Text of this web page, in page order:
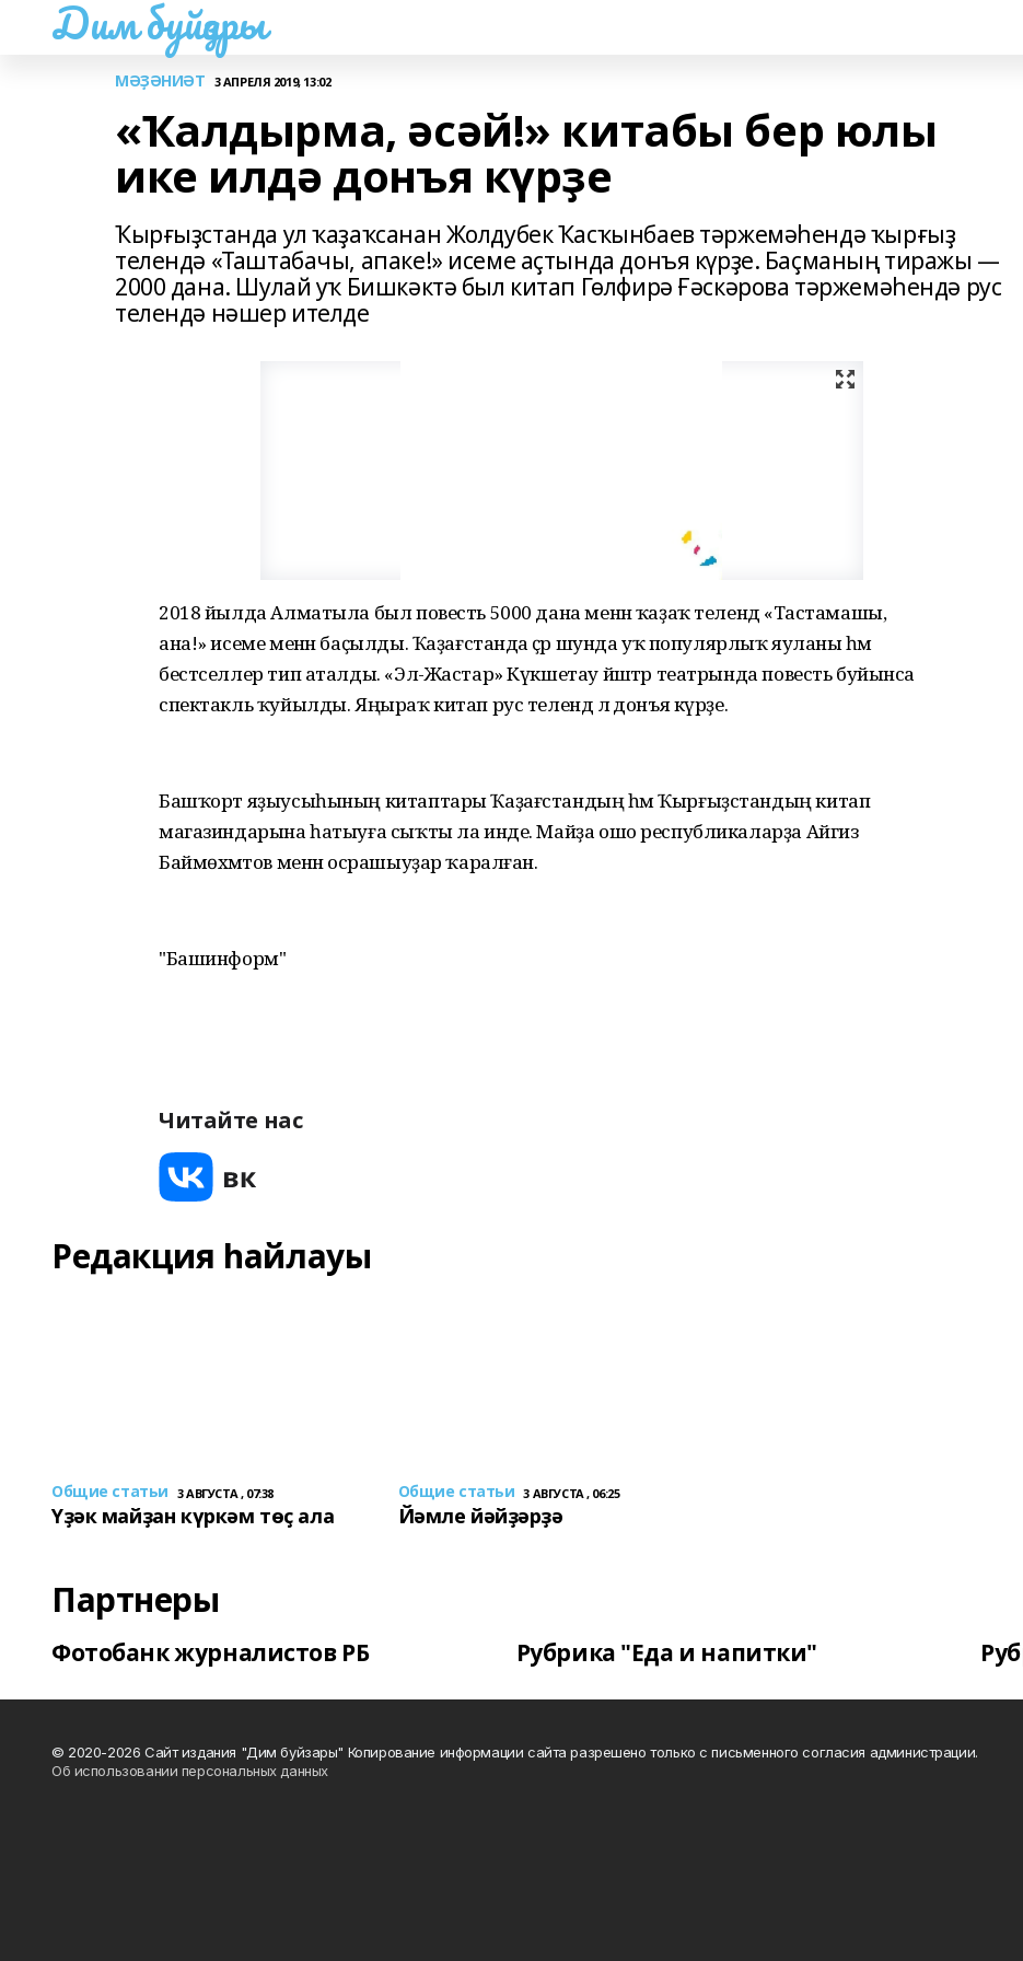
Дим буйҙары
МӘҘӘНИӘТ 3 АПРЕЛЯ 2019, 13:02
«Ҡалдырма, әсәй!» китабы бер юлы
ике илдә донъя күрҙе
Ҡырғыҙстанда ул ҡаҙаҡсанан Жолдубек Ҡасҡынбаев тәржемәһендә ҡырғыҙ
телендә «Таштабачы, апаке!» исеме аҫтында донъя күрҙе. Баҫманың тиражы —
2000 дана. Шулай уҡ Бишкәктә был китап Гөлфирә Ғәскәрова тәржемәһендә рус
телендә нәшер ителде
2018 йылда Алматыла был повесть 5000 дана менән ҡаҙаҡ телендә «Тастамашы,
ана!» исеме менән баҫылды. Ҡаҙағстанда әҫәр шунда уҡ популярлыҡ яуланы һәм
бестселлер тип аталды. «Эл-Жастар» Күкшетау йәштәр театрында повесть буйынса
спектакль ҡуйылды. Яңыраҡ китап рус телендә лә донъя күрҙе.
Башҡорт яҙыусыһының китаптары Ҡаҙағстандың һәм Ҡырғыҙстандың китап
магазиндарына һатыуға сыҡты ла инде. Майҙа ошо республикаларҙа Айгиз
Баймөхәмәтов менән осрашыуҙар ҡаралған.
"Башинформ"
Читайте нас
Редакция һайлауы
Общие статьи 3 АВГУСТА , 07:38
Үҙәк майҙан күркәм төҫ ала
Общие статьи 3 АВГУСТА , 06:25
Йәмле йәйҙәрҙә
Партнеры
Фотобанк журналистов РБ Рубрика "Еда и напитки"
© 2020-2026 Сайт издания "Дим буйзары" Копирование информации сайта разрешено только с письменного согласия администрации.
Об использовании персональных данных